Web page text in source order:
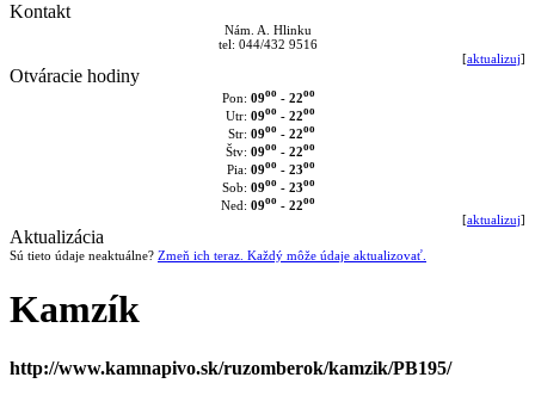
Kontakt
Nám. A. Hlinku
tel: 044/432 9516
[aktualizuj]
Otváracie hodiny
Pon: 09oo- 22oo
Utr: 09oo- 22oo
Str: 09oo- 22oo
Štv: 09oo- 22oo
Pia: 09oo- 23oo
Sob: 09oo- 23oo
Ned: 09oo- 22oo
[aktualizuj]
Aktualizácia
Sú tieto údaje neaktuálne? Zmeň ich teraz. Každý môže údaje aktualizovať.
Kamzík
http://www.kamnapivo.sk/ruzomberok/kamzik/PB195/